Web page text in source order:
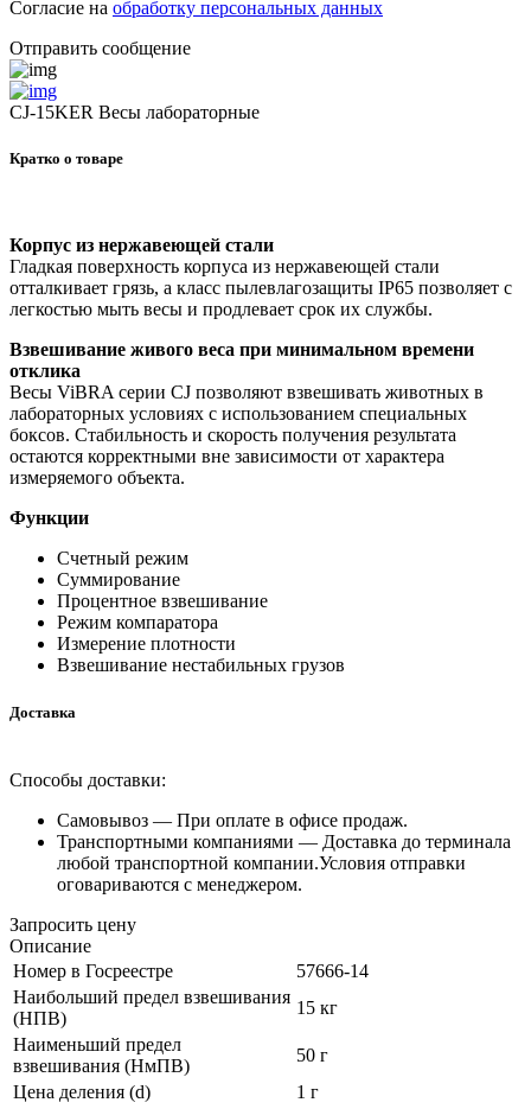
Согласие на обработку персональных данных
Отправить сообщение
CJ-15KER Весы лабораторные
Кратко о товаре
Корпус из нержавеющей стали
Гладкая поверхность корпуса из нержавеющей стали
отталкивает грязь, а класс пылевлагозащиты IP65 позволяет с
легкостью мыть весы и продлевает срок их службы.
Взвешивание живого веса при минимальном времени
отклика
Весы ViBRA серии CJ позволяют взвешивать животных в
лабораторных условиях с использованием специальных
боксов. Стабильность и скорость получения результата
остаются корректными вне зависимости от характера
измеряемого объекта.
Функции
Счетный режим
Суммирование
Процентное взвешивание
Режим компаратора
Измерение плотности
Взвешивание нестабильных грузов
Доставка
Способы доставки:
Самовывоз — При оплате в офисе продаж.
Транспортными компаниями — Доставка до терминала
любой транспортной компании.Условия отправки
оговариваются с менеджером.
Запросить цену
Описание
Номер в Госреестре
57666-14
Наибольший предел взвешивания
(НПВ)
15 кг
Наименьший предел
взвешивания (НмПВ)
50 г
Цена деления (d)
1 г